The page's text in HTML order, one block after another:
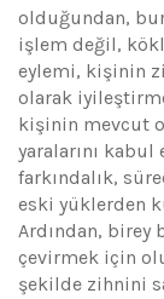
olduğundan,
işlem değil,
eylemi, kişinin
olarak
kişinin mevcut
yaralarını
farkındalık,
eski yüklerden
Ardından,
çevirmek için
şekilde zihnini